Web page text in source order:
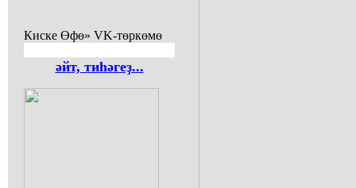
Киске Өфө» VK-төркөмө
әйт, тиһәгеҙ...